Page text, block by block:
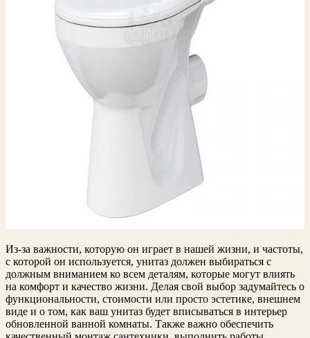
Из-за важности, которую он играет в нашей жизни, и частоты,
с которой он используется, унитаз должен выбираться с
должным вниманием ко всем деталям, которые могут влиять
на комфорт и качество жизни. Делая свой выбор задумайтесь о
функциональности, стоимости или просто эстетике, внешнем
виде и о том, как ваш унитаз будет вписываться в интерьер
обновленной ванной комнаты. Также важно обеспечить